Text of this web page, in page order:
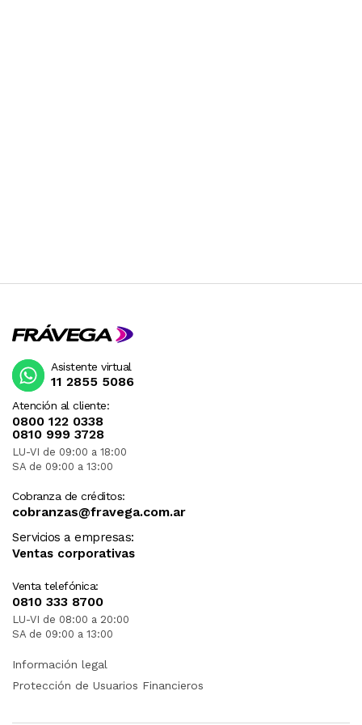
Atención al cliente:
0800 122 0338
0810 999 3728
LU-VI de 09:00 a 18:00
SA de 09:00 a 13:00
Cobranza de créditos:
cobranzas@fravega.com.ar
Servicios a empresas:
Ventas corporativas
Venta telefónica:
0810 333 8700
LU-VI de 08:00 a 20:00
SA de 09:00 a 13:00
Asistente virtual
11 2855 5086
Información legal
Protección de Usuarios Financieros